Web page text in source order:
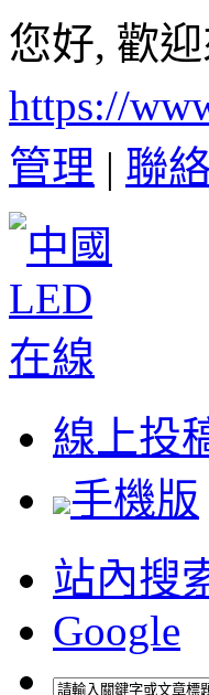
您好, 歡
https://
管理 | 聯
線上投
手機版
站內搜
Google